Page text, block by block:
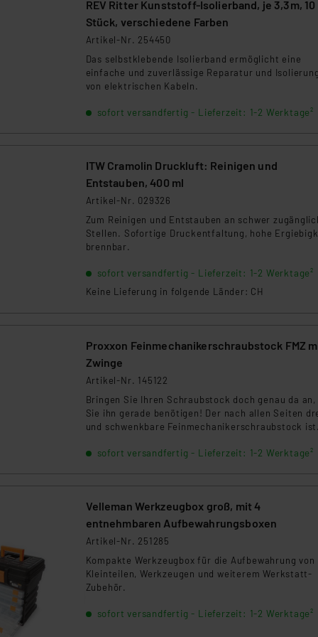
der EU. Dies bedeutet, dass die USA
eingestuft wird. So besteht etwa das Risiko, dass US-
verarbeiten, ohne dass hiergegen Klagemöglichkeiten
Dienstleistern stützt sich auf die
Beurteilung der mit der Datenübermittlung, insbesondere
REV Ritter Kunststoff-Isolierband, je 3,3m, 10
Stück, verschiedene Farben
Artikel-Nr. 254450
Das selbstklebende Isolierband ermöglicht eine
einfache und zuverlässige Reparatur und
von elektrischen Kabeln.
sofort versandfertig - Lieferzeit: 1-2 Werktage²
ITW Cramolin Druckluft: Reinigen und
Entstauben, 400 ml
Artikel-Nr. 029326
Zum Reinigen und Entstauben an schwer
Stellen. Sofortige Druckentfaltung, hohe
brennbar.
sofort versandfertig - Lieferzeit: 1-2 Werktage²
Keine Lieferung in folgende Länder: CH
Proxxon Feinmechanikerschraubstock FMZ
Zwinge
Artikel-Nr. 145122
Bringen Sie Ihren Schraubstock doch genau da an,
Sie ihn gerade benötigen! Der nach allen Seiten
und schwenkbare Feinmechanikerschraubstock ist
Werkstücke sicher und präzise.
sofort versandfertig - Lieferzeit: 1-2 Werktage²
Velleman Werkzeugbox groß, mit 4
entnehmbaren Aufbewahrungsboxen
Artikel-Nr. 251285
Kompakte Werkzeugbox für die Aufbewahrung von
Kleinteilen, Werkzeugen und weiterem Werkstatt-
Zubehör.
sofort versandfertig - Lieferzeit: 1-2 Werktage²